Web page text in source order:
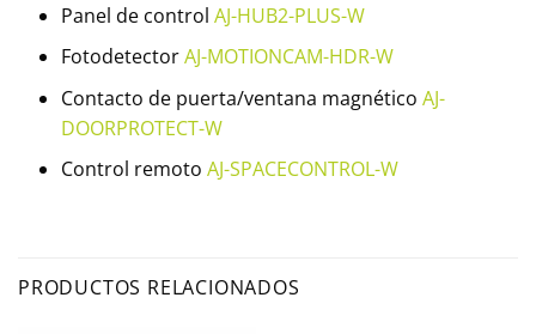
Panel de control AJ-HUB2-PLUS-W
FotodetectorAJ-MOTIONCAM-HDR-W
Contacto de puerta/ventana magnético AJ-
DOORPROTECT-W
Control remoto AJ-SPACECONTROL-W
PRODUCTOS RELACIONADOS